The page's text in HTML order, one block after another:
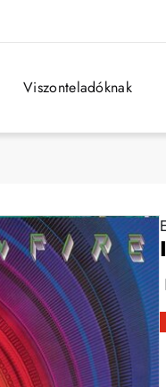
Viszonteladóknak